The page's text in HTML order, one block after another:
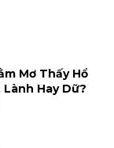
Mơ Thấy Hổ
Hay Dữ?